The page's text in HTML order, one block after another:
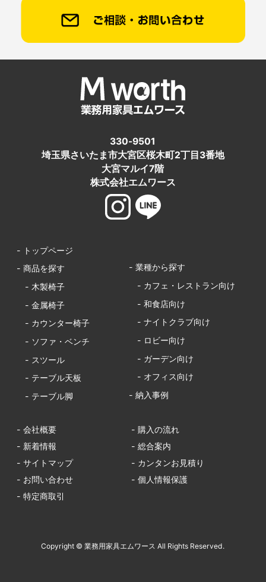
330-9501
埼玉県さいたま市大宮区桜木町2丁目3番地
大宮マルイ7階
株式会社エムワース
- トップページ
- 商品を探す
- 木製椅子
- 金属椅子
- カウンター椅子
- ソファ・ベンチ
- スツール
- テーブル天板
- テーブル脚
- 業種から探す
- カフェ・レストラン向け
- 和食店向け
- ナイトクラブ向け
- ロビー向け
- ガーデン向け
- オフィス向け
- 納入事例
- 会社概要
- 購入の流れ
- 新着情報
- 総合案内
- サイトマップ
- カンタンお見積り
- お問い合わせ
- 個人情報保護
- 特定商取引
Copyright © 業務用家具エムワース All Rights Reserved.